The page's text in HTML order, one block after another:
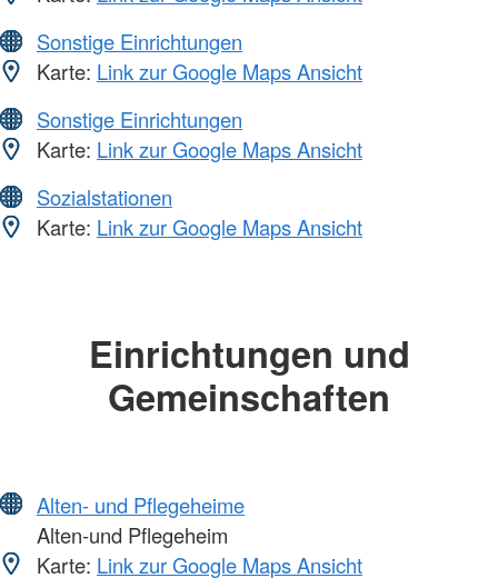
Sonstige Einrichtungen
Karte: Link zur Google Maps Ansicht
Sonstige Einrichtungen
Karte: Link zur Google Maps Ansicht
Sozialstationen
Karte: Link zur Google Maps Ansicht
Einrichtungen und
Gemeinschaften
Alten- und Pflegeheime
Alten-und Pflegeheim
Karte: Link zur Google Maps Ansicht